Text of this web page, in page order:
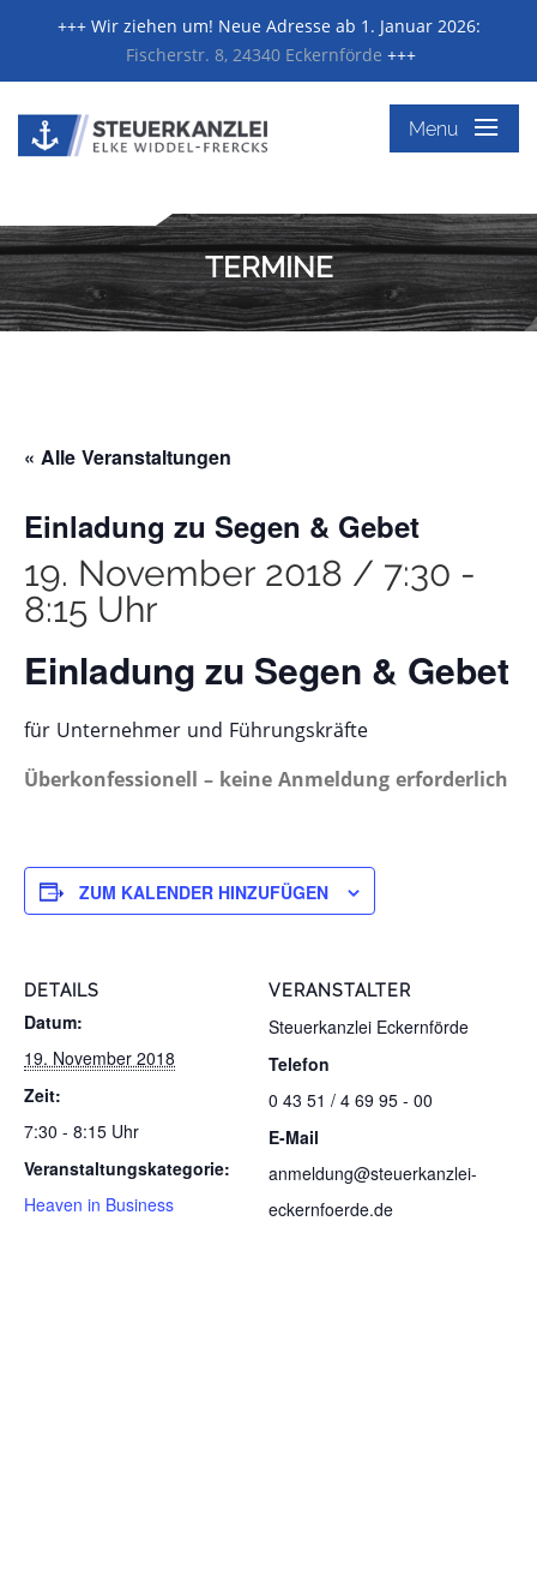
+++ Wir ziehen um! Neue Adresse ab 1. Januar 2026:
Fischerstr. 8, 24340 Eckernförde +++
Menu ≡
TERMINE
« Alle Veranstaltungen
Einladung zu Segen & Gebet
19. November 2018 / 7:30 -
8:15 Uhr
Einladung zu Segen & Gebet
für Unternehmer und Führungskräfte
Überkonfessionell – keine Anmeldung erforderlich
ZUM KALENDER HINZUFÜGEN
DETAILS
Datum:
19. November 2018
Zeit:
7:30 - 8:15 Uhr
Veranstaltungskategorie:
Heaven in Business
VERANSTALTER
Steuerkanzlei Eckernförde
Telefon
0 43 51 / 4 69 95 - 00
E-Mail
anmeldung@steuerkanzlei-
eckernfoerde.de